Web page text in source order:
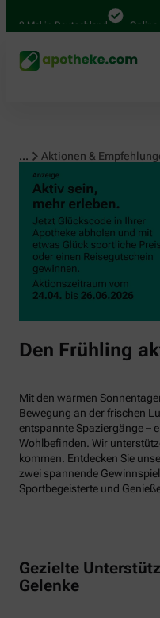
Mal in Deutschland Online
... Aktionen &
Den Frühling
Mit den warmen
Bewegung an der frischen
entspannte Spaziergänge –
Wohlbefinden. Wir
kommen. Entdecken Sie
zwei spannende
Sportbegeisterte und
Gezielte
Gelenke